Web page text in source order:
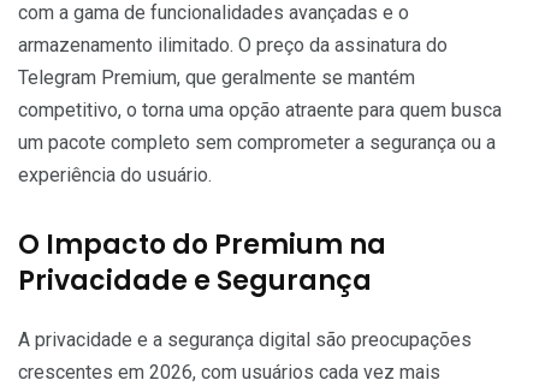
com a gama de funcionalidades avançadas e o
armazenamento ilimitado. O preço da assinatura do
Telegram Premium, que geralmente se mantém
competitivo, o torna uma opção atraente para quem busca
um pacote completo sem comprometer a segurança ou a
experiência do usuário.
O Impacto do Premium na
Privacidade e Segurança
A privacidade e a segurança digital são preocupações
crescentes em 2026, com usuários cada vez mais